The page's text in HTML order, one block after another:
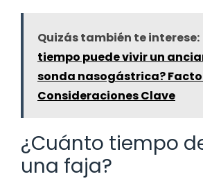
Quizás también te interese:
tiempo puede vivir un
sonda nasogástrica?
Consideraciones Clave
¿Cuánto tiempo
una faja?